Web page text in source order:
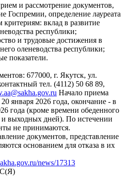
и рассмотрение документов,
Госпремии, определение лауреата
вклад в развитие
республики;
и трудовые достижения в
оленеводства республики;
показатели.
677000, г. Якутск, ул.
тел. (4112) 50 68 89,
Начало приема
января 2026 года, окончание - в
года (кроме времени обеденного
и выходных дней). По истечении
не принимаются.
документов, представление
основанием для отказа в их
news/17313